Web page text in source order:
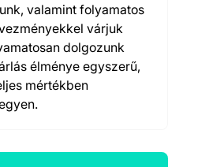
valamint folyamatos
várjuk
dolgozunk
élménye egyszerű,
mértékben